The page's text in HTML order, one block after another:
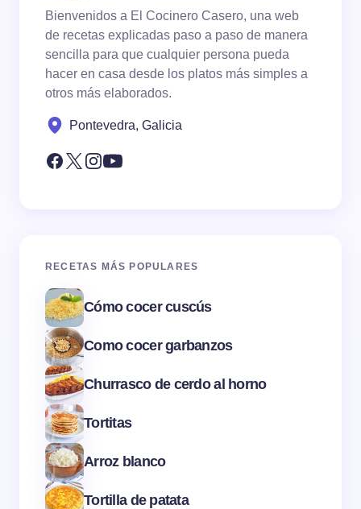
Bienvenidos a El Cocinero Casero, una web
de recetas explicadas paso a paso de manera
sencilla para que cualquier persona pueda
hacer en casa desde los platos más simples a
otros más elaborados.
Pontevedra, Galicia
RECETAS MÁS POPULARES
Cómo cocer cuscús
Como cocer garbanzos
Churrasco de cerdo al horno
Tortitas
Arroz blanco
Tortilla de patata